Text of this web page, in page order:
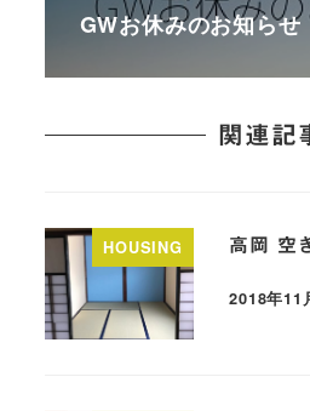
GWお休みのお知らせ
関連記
HOUSING 高岡 空
2018年11